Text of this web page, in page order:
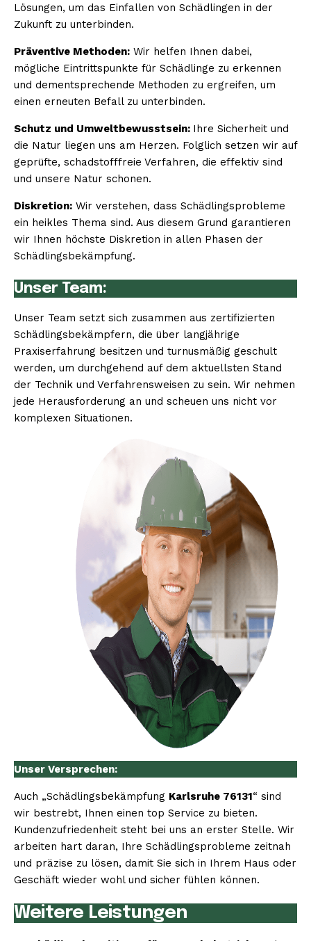
Lösungen, um das Einfallen von Schädlingen in der
Zukunft zu unterbinden.
Präventive Methoden: Wir helfen Ihnen dabei,
mögliche Eintrittspunkte für Schädlinge zu erkennen
und dementsprechende Methoden zu ergreifen, um
einen erneuten Befall zu unterbinden.
Schutz und Umweltbewusstsein: Ihre Sicherheit und
die Natur liegen uns am Herzen. Folglich setzen wir auf
geprüfte, schadstofffreie Verfahren, die effektiv sind
und unsere Natur schonen.
Diskretion: Wir verstehen, dass Schädlingsprobleme
ein heikles Thema sind. Aus diesem Grund garantieren
wir Ihnen höchste Diskretion in allen Phasen der
Schädlingsbekämpfung.
Unser Team:
Unser Team setzt sich zusammen aus zertifizierten
Schädlingsbekämpfern, die über langjährige
Praxiserfahrung besitzen und turnusmäßig geschult
werden, um durchgehend auf dem aktuellsten Stand
der Technik und Verfahrensweisen zu sein. Wir nehmen
jede Herausforderung an und scheuen uns nicht vor
komplexen Situationen.
Unser Versprechen:
Auch „Schädlingsbekämpfung Karlsruhe 76131“ sind
wir bestrebt, Ihnen einen top Service zu bieten.
Kundenzufriedenheit steht bei uns an erster Stelle. Wir
arbeiten hart daran, Ihre Schädlingsprobleme zeitnah
und präzise zu lösen, damit Sie sich in Ihrem Haus oder
Geschäft wieder wohl und sicher fühlen können.
Weitere Leistungen